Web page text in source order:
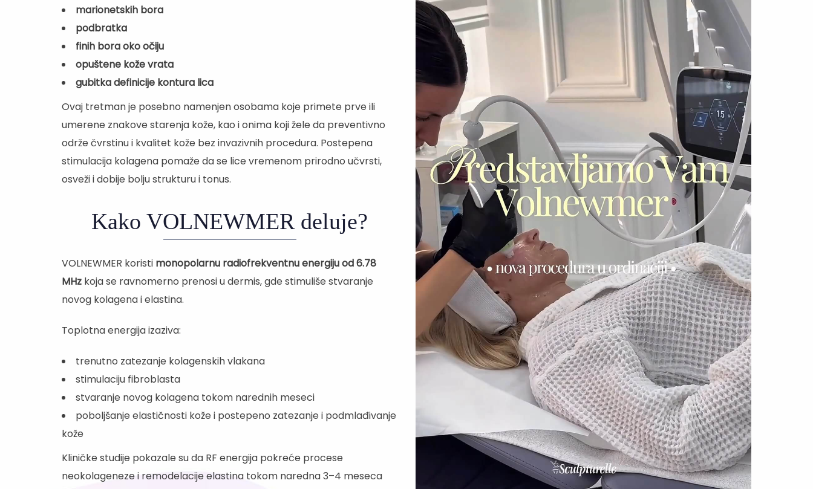
marionetskih bora
podbratka
finih bora oko očiju
opuštene kože vrata
gubitka definicije kontura lica
Ovaj tretman je posebno namenjen osobama koje primete prve ili
umerene znakove starenja kože, kao i onima koji žele da preventivno
održe čvrstinu i kvalitet kože bez invazivnih procedura. Postepena
stimulacija kolagena pomaže da se lice vremenom prirodno učvrsti,
osveži i dobije bolju strukturu i tonus.
Kako VOLNEWMER deluje?
VOLNEWMER koristi monopolarnu radiofrekventnu energiju od 6.78
MHz koja se ravnomerno prenosi u dermis, gde stimuliše stvaranje
novog kolagena i elastina.
Toplotna energija izaziva:
trenutno zatezanje kolagenskih vlakana
stimulaciju fibroblasta
stvaranje novog kolagena tokom narednih meseci
poboljšanje elastičnosti kože i postepeno zatezanje i podmlađivanje
kože
Kliničke studije pokazale su da RF energija pokreće procese
neokolageneze i remodelacije elastina tokom naredna 3–4 meseca